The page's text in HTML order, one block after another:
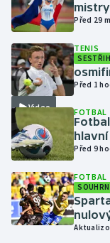
Házená
Jezdectví
Judo
Krasobruslení
Lezení
Lyže a snowboard
Moderní pětiboj
Před 29
Video
TENIS
SESTŘIH
Před 1
FOTBAL
Před 9
FOTBAL
SOUHRN